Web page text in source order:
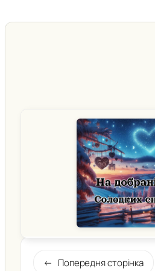
← Попередня сторінка